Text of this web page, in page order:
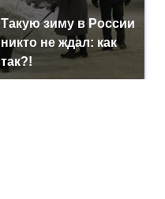
Такую зиму в России
никто не ждал: как
так?!